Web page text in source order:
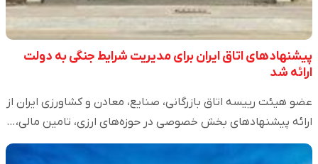
پیشنهادهای اتاق ایران برای مدیریت شرایط جنگی به دولت
ارائه شد
عضو هیئت رییسه اتاق بازرگانی، صنایع، معادن و کشاورزی ایران از
ارائه پیشنهادهای بخش خصوصی در حوزه‌های ارزی، تامین مالی،…